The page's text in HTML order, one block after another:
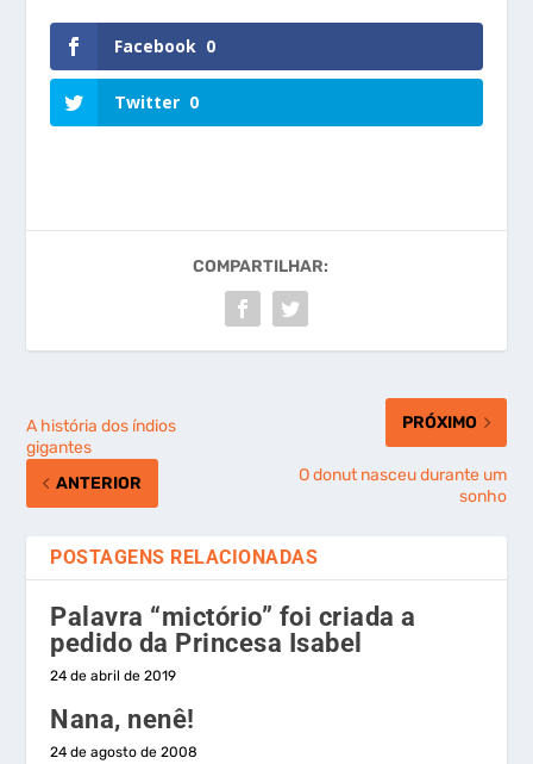
Facebook 0
Twitter 0
COMPARTILHAR:
A história dos índios
gigantes
ANTERIOR
PRÓXIMO
O donut nasceu durante um
sonho
POSTAGENS RELACIONADAS
Palavra “mictório” foi criada a
pedido da Princesa Isabel
24 de abril de 2019
Nana, nenê!
24 de agosto de 2008